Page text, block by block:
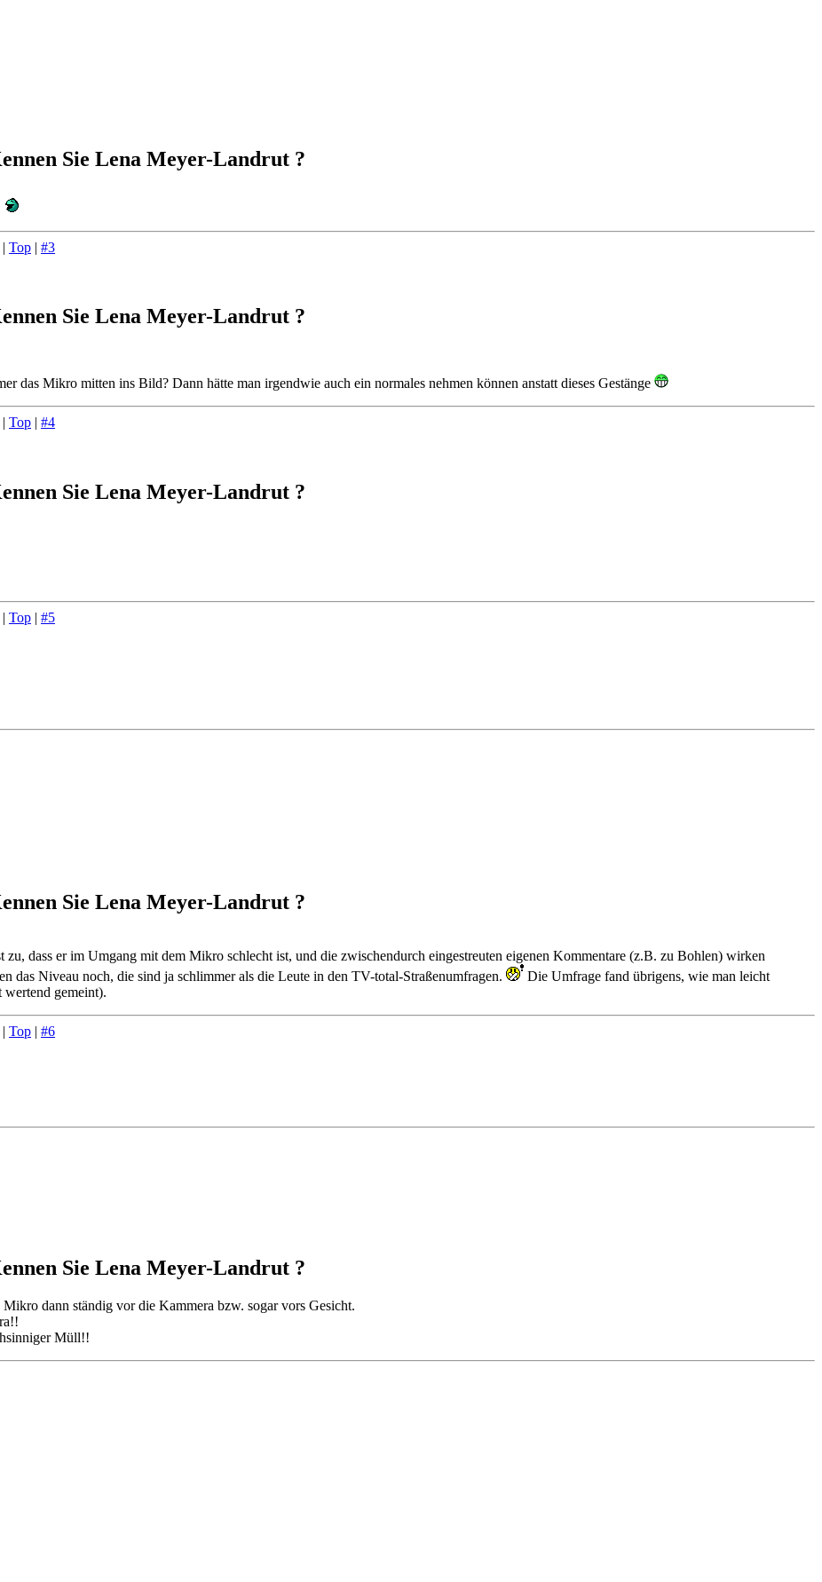
Sie Lena Meyer-Landrut ?
| Top | #3
Sie Lena Meyer-Landrut ?
das Mikro mitten ins Bild? Dann hätte man irgendwie auch ein normales nehmen können anstatt dieses Gestänge
| Top | #4
Sie Lena Meyer-Landrut ?
| Top | #5
Sie Lena Meyer-Landrut ?
dass er im Umgang mit dem Mikro schlecht ist, und die zwischendurch eingestreuten eigenen Kommentare (z.B. zu Bohlen) wirken
das Niveau noch, die sind ja schlimmer als die Leute in den TV-total-Straßenumfragen.
Die Umfrage fand übrigens, wie man leicht
wertend gemeint).
| Top | #6
Sie Lena Meyer-Landrut ?
dann ständig vor die Kammera bzw. sogar vors Gesicht.
Müll!!